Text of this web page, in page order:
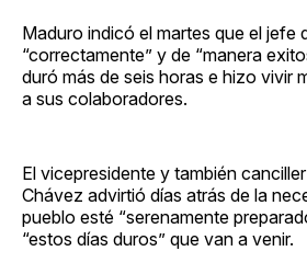
Maduro indicó el martes que el jefe
“correctamente” y de “manera
duró más de seis horas e hizo vivir
a sus colaboradores.
El vicepresidente y también
Chávez advirtió días atrás de la
pueblo esté “serenamente
“estos días duros” que van a venir.